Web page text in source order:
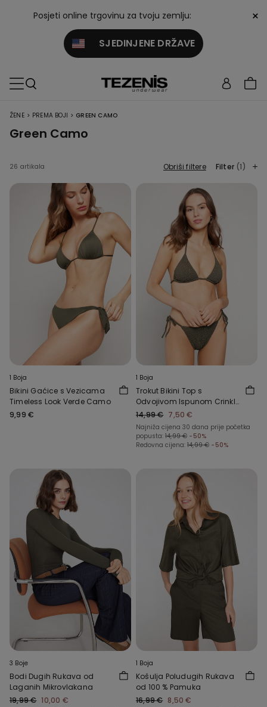
Posjeti online trgovinu za tvoju zemlju:
SJEDINJENE DRŽAVE
×
ŽENE > PREMA BOJI > GREEN CAMO
Green Camo
26 artikala Obriši filtere Filter (1)
1 Boja
Bikini Gaćice s Vezicama
Timeless Look Verde Camo
9,99 €
1 Boja
Trokut Bikini Top s
Odvojivom Ispunom Crinkle
Dune
14,99 € 7,50 €
Najniža cijena 30 dana prije početka
popusta: 14,99 € -50%
Redovna cijena: 14,99 € -50%
3 Boje
Bodi Dugih Rukava od
Laganih Mikrovlakana
19,99 € 10,00 €
1 Boja
Košulja Poludugih Rukava
od 100 % Pamuka
16,99 € 8,50 €